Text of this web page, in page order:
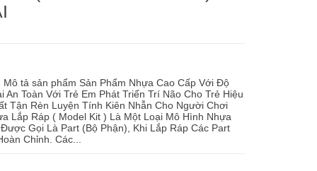
tả sản phẩm Sản Phẩm Nhựa Cao Cấp Với Độ
An Toàn Với Trẻ Em Phát Triển Trí Não Cho Trẻ Hiệu
Tận Rèn Luyện Tính Kiên Nhẫn Cho Người Chơi
Lắp Ráp ( Model Kit ) Là Một Loại Mô Hình Nhựa
Gọi Là Part (Bộ Phận), Khi Lắp Ráp Các Part
Chỉnh. Các...